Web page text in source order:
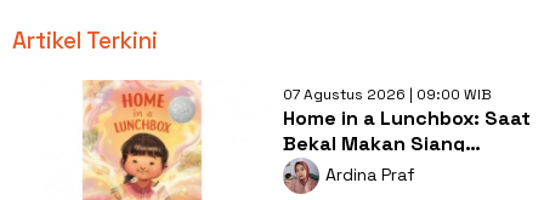
Artikel Terkini
07 Agustus 2026 | 09:00 WIB
Home in a Lunchbox: Saat
Bekal Makan Siang
Menjadi Simbol Kasih
Sayang
Ardina Praf